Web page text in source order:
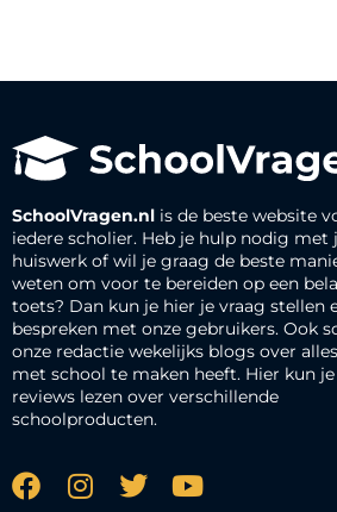
SchoolVragen.nl is de beste website
iedere scholier. Heb je hulp nodig met
huiswerk of wil je graag de beste
weten om voor te bereiden op een
toets? Dan kun je hier je vraag stellen
bespreken met onze gebruikers. Ook
onze redactie wekelijks blogs over
met school te maken heeft. Hier kun
reviews lezen over verschillende
schoolproducten.